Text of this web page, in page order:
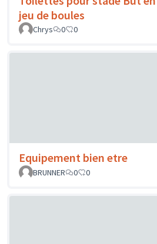
jeu de boules
Chrys
0 0
Equipement bien etre
BRUNNER
0 0